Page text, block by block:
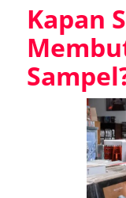
Kapan